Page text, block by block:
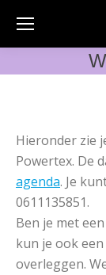
Hieronder zie
Powertex. De
agenda. Je
0611135851.
Ben je met
kun je ook
overleggen.